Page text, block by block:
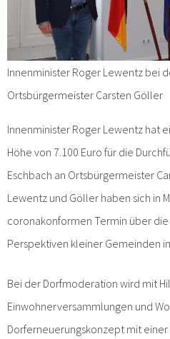
Innenminister Roger Lewentz bei
Ortsbürgermeister Carsten Göller
Innenminister Roger Lewentz hat
Höhe von 7.100 Euro für die
Eschbach an Ortsbürgermeister
Lewentz und Göller haben sich in
coronakonformen Termin über
Perspektiven kleiner Gemeinden
Bei der Dorfmoderation wird mit
Einwohnerversammlungen und
Dorferneuerungskonzept mit